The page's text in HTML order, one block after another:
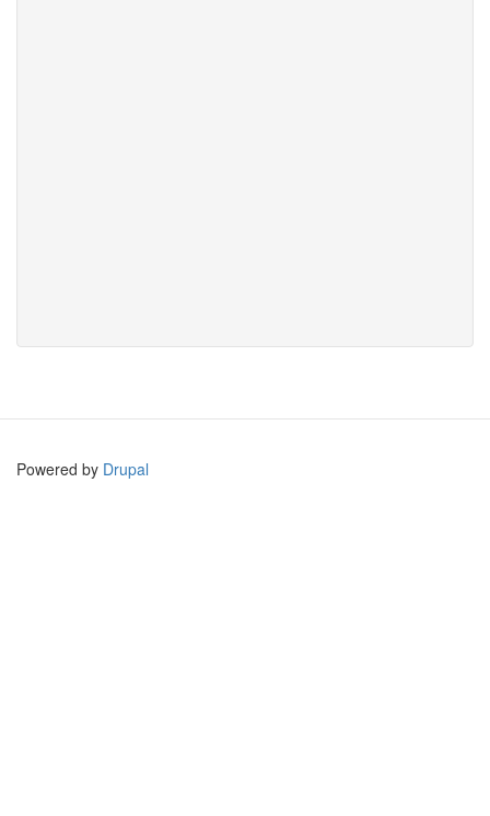
Powered by Drupal